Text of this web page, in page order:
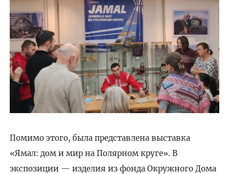
Помимо этого, была представлена выставка
«Ямал: дом и мир на Полярном круге». В
экспозиции — изделия из фонда Окружного Дома